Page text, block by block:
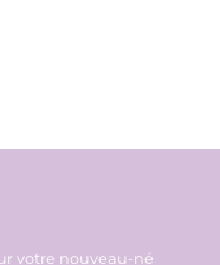
votre nouveau-né